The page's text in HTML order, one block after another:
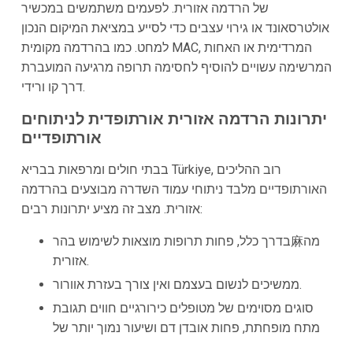
של הרדמה אזורית. לפעמים משתמשים במכשיר
אולטרסאונד או גירוי עצבים כדי לסייע במציאת המיקום הנכון
למחט. כמו בהרדמה מקומית MAC, המרדימית או האחות
המרשימה עשויים להוסיף לחסימה תרופה מרגיעה המועברת
דרך קו ורידי.
יתרונות הרדמה אזורית אורתופדית לניתוחים
אורתופדיים
בבתי חולים ומרפאות בבריא Türkiye, רוב ההליכים
האורתופדיים מלבד ניתוחי עמוד השדרה מבוצעים בהרדמה
אזורית. מצב זה מציע יתרונות רבים:
בדרך כלל, פחות תרופות מוצאות לשימוש בהר麻מה
אזורית.
ממשיכים לנשום בעצמם ואין צורך בעזרת אוורור.
סוגים מסוימים של מטופלים כירורגיים חווים תגובת
מתח מופחתת, פחות אובדן דם ושיעור נמוך יותר של